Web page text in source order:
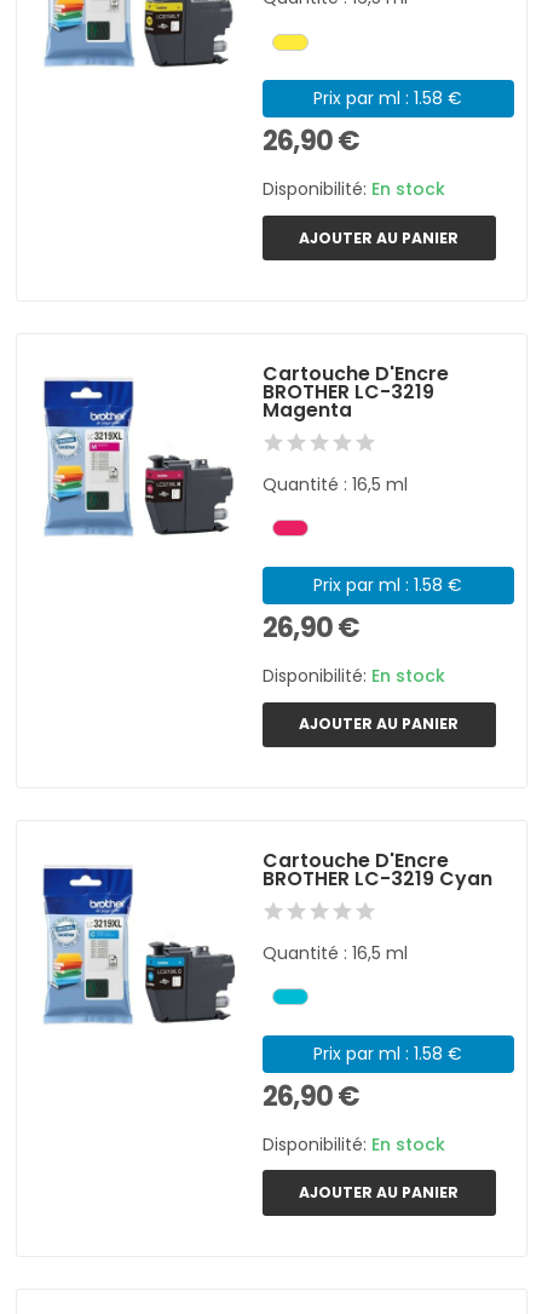
Prix par ml : 1.58 €
26,90 €
Disponibilité: En stock
AJOUTER AU PANIER
Cartouche D'Encre
BROTHER LC-3219
Magenta
Quantité : 16,5 ml
Prix par ml : 1.58 €
26,90 €
Disponibilité: En stock
AJOUTER AU PANIER
Cartouche D'Encre
BROTHER LC-3219 Cyan
Quantité : 16,5 ml
Prix par ml : 1.58 €
26,90 €
Disponibilité: En stock
AJOUTER AU PANIER